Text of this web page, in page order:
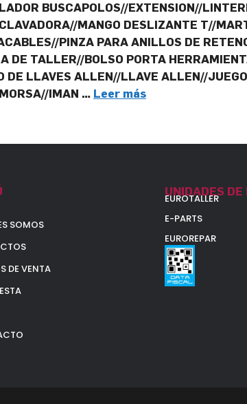
BUSCAPOLOS//EXTENSION//
MANGO DESLIZANTE T//
PINZA PARA ANILLOS DE
DE TALLER//BOLSO PORTA
DE LLAVES ALLEN//LLAVE ALLEN//
IMAN … Leer más
SOMOS
DE VENTA
UNIDADES DE
EUROTALLER
E-PARTS
EUROREPAR